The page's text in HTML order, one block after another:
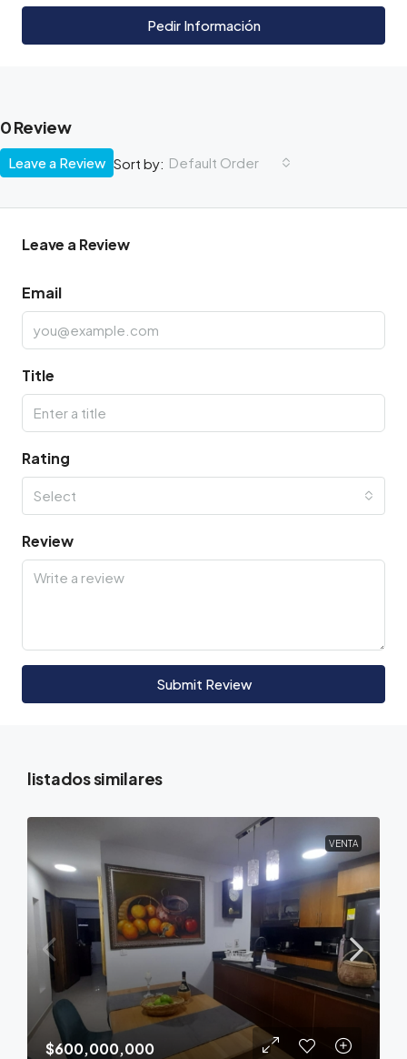
Pedir Información
0 Review
Sort by: Default Order
Leave a Review
Leave a Review
Email
Title
Rating
Select
Review
Submit Review
listados similares
VENTA
$600,000,000